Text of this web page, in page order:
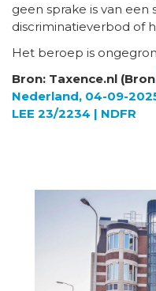
geen sprake is van een
discriminatieverbod of
Het beroep is
Bron: Taxence.nl
Nederland, 04-09-
LEE 23/2234 | NDFR